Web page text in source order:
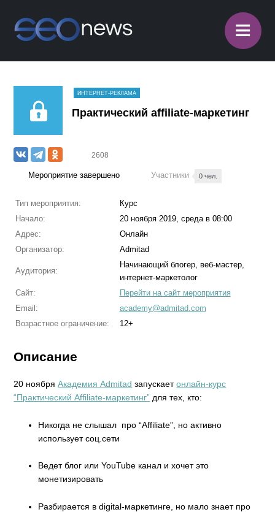
≡
ИНТЕРНЕТ-РЕКЛАМА
Практический affiliate-маркетинг
2608
Мероприятие завершено Участники 0 чел.
Тип мероприятия:
Курс
Начало:
20 ноября 2019, среда в 08:00
Адрес:
Онлайн
Организатор:
Admitad
Аудитория:
Начинающий блогер, веб-мастер,
интернет-маркетолог
Сайт:
Перейти на сайт мероприятия
Email:
academy@admitad.com
Возрастное ограничение:
12+
Описание
20 ноябряАкадемия Admitad запускаетонлайн-курс
“Практический Affiliate-маркетинг” для тех, кто:
Никогда не слышал про “Affiliate”, но активно
использует соц.сети
Ведет блог или YouTube канал и хочет это
монетизировать
Разбирается в digital-маркетинге, но мало знает про